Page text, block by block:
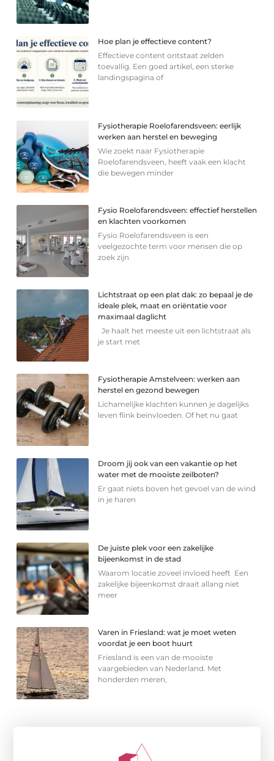
Hoe plan je effectieve content?
Effectieve content ontstaat zelden
toevallig. Een goed artikel, een sterke
landingspagina of
Fysiotherapie Roelofarendsveen: eerlijk
werken aan herstel en beweging
Wie zoekt naar Fysiotherapie
Roelofarendsveen, heeft vaak een klacht
die bewegen minder
Fysio Roelofarendsveen: effectief herstellen
en klachten voorkomen
Fysio Roelofarendsveen is een
veelgezochte term voor mensen die op
zoek zijn
Lichtstraat op een plat dak: zo bepaal je de
ideale plek, maat en oriëntatie voor
maximaal daglicht
Je haalt het meeste uit een lichtstraat als
je start met
Fysiotherapie Amstelveen: werken aan
herstel en gezond bewegen
Lichamelijke klachten kunnen je dagelijks
leven flink beïnvloeden. Of het nu gaat
Droom jij ook van een vakantie op het
water met de mooiste zeilboten?
Er gaat niets boven het gevoel van de wind
in je haren
De juiste plek voor een zakelijke
bijeenkomst in de stad
Waarom locatie zoveel invloed heeft Een
zakelijke bijeenkomst draait allang niet
meer
Varen in Friesland: wat je moet weten
voordat je een boot huurt
Friesland is een van de mooiste
vaargebieden van Nederland. Met
honderden meren,